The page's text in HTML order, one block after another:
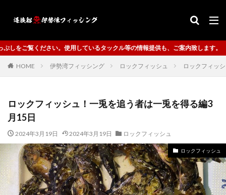
用しているタックル等の情報提供も、ご案内致します。
HOME 伊勢湾フィッシング ロックフィッシュ ロックフィッ
ロックフィッシュ！一兎を追う者は一兎を得る編3
月15日
2024年3月19日 2024年3月19日 ロックフィッシュ
ロックフィッシュ